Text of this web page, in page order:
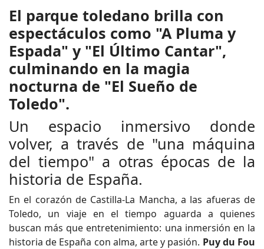
El parque toledano brilla con
espectáculos como "A Pluma y
Espada" y "El Último Cantar",
culminando en la magia
nocturna de "El Sueño de
Toledo".
Un espacio inmersivo donde
volver, a través de "una máquina
del tiempo" a otras épocas de la
historia de España.
En el corazón de Castilla-La Mancha, a las afueras de
Toledo, un viaje en el tiempo aguarda a quienes
buscan más que entretenimiento: una inmersión en la
historia de España con alma, arte y pasión. Puy du Fou